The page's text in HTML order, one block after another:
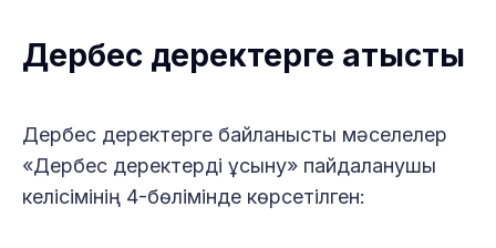
Дербес деректерге қатысты
Дербес деректерге байланысты мәселелер
«Дербес деректерді ұсыну» пайдаланушы
келісімінің 4-бөлімінде көрсетілген: